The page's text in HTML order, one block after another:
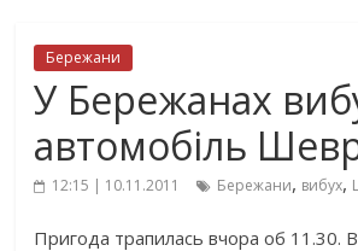
Бережани
У Бережанах
автомобіль
12:15 | 10.11.2011 Бережани, вибух,
Пригода трапилась вчора об 11.30. В